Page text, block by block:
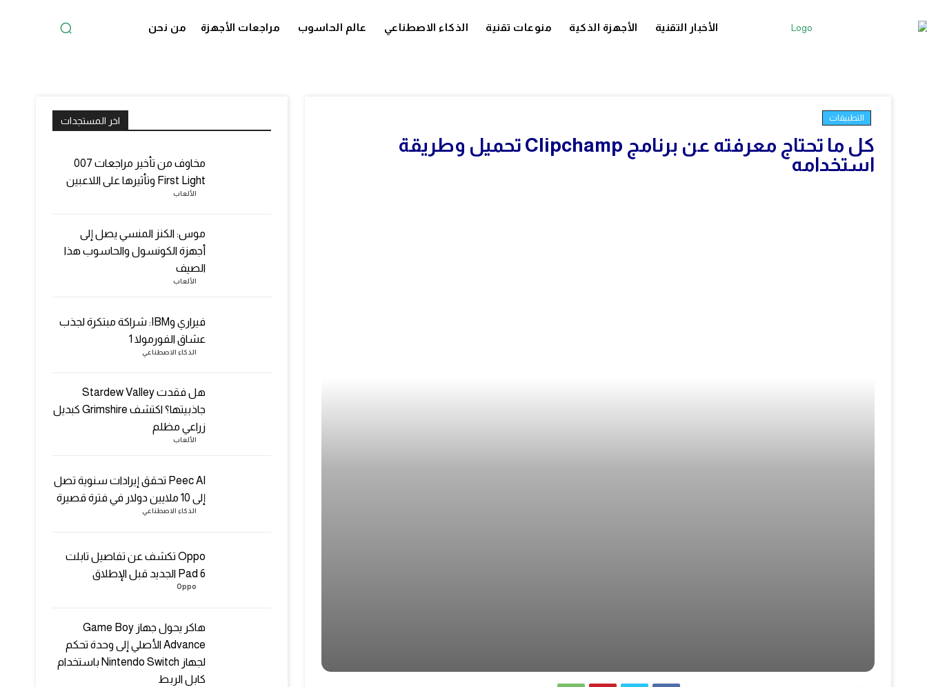
الأخبار التقنية الأجهزة الذكية منوعات تقنية الذكاء الاصطناعي عالم الحاسوب مراجعات الأجهزة من نحن
التطبيقات
كل ما تحتاج معرفته عن برنامج Clipchamp تحميل وطريقة
استخدامه
اخر المستجدات
مخاوف من تأخير مراجعات 007
First Light وتأثيرها على اللاعبين
الألعاب
موس: الكنز المنسي يصل إلى
أجهزة الكونسول والحاسوب هذا
الصيف
الألعاب
فيراري وIBM: شراكة مبتكرة لجذب
عشاق الفورمولا 1
الذكاء الاصطناعي
هل فقدت Stardew Valley
جاذبيتها؟ اكتشف Grimshire كبديل
زراعي مظلم
الألعاب
Peec AI تحقق إيرادات سنوية تصل
إلى 10 ملايين دولار في فترة قصيرة
الذكاء الاصطناعي
Oppo تكشف عن تفاصيل تابلت
Pad 6 الجديد قبل الإطلاق
Oppo
هاكر يحول جهاز Game Boy
Advance الأصلي إلى وحدة تحكم
لجهاز Nintendo Switch باستخدام
كابل الربط